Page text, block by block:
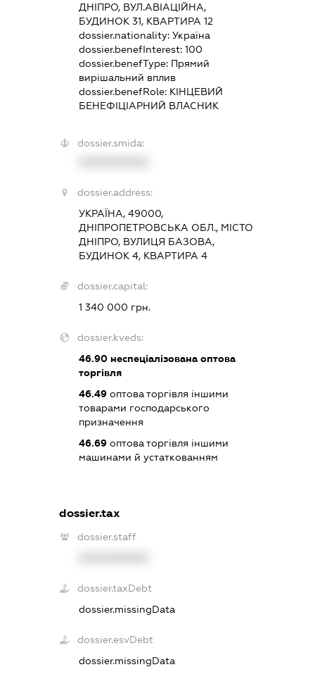
ДНІПРО, ВУЛ.АВІАЦІЙНА,
БУДИНОК 31, КВАРТИРА 12
dossier.nationality: Україна
dossier.benefInterest: 100
dossier.benefType: Прямий
вирішальний вплив
dossier.benefRole: КІНЦЕВИЙ
БЕНЕФІЦІАРНИЙ ВЛАСНИК
dossier.smida:
dossier.address:
УКРАЇНА, 49000,
ДНІПРОПЕТРОВСЬКА ОБЛ., МІСТО
ДНІПРО, ВУЛИЦЯ БАЗОВА,
БУДИНОК 4, КВАРТИРА 4
dossier.capital:
1 340 000 грн.
dossier.kveds:
46.90неспеціалізована оптова
торгівля
46.49оптова торгівля іншими
товарами господарського
призначення
46.69оптова торгівля іншими
машинами й устаткованням
dossier.tax
dossier.staff
dossier.taxDebt
dossier.missingData
dossier.esvDebt
dossier.missingData